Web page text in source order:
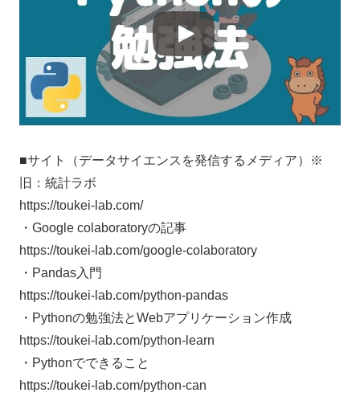
■サイト（データサイエンスを発信するメディア）※
旧：統計ラボ
https://toukei-lab.com/
・Google colaboratoryの記事
https://toukei-lab.com/google-colaboratory
・Pandas入門
https://toukei-lab.com/python-pandas
・Pythonの勉強法とWebアプリケーション作成
https://toukei-lab.com/python-learn
・Pythonでできること
https://toukei-lab.com/python-can